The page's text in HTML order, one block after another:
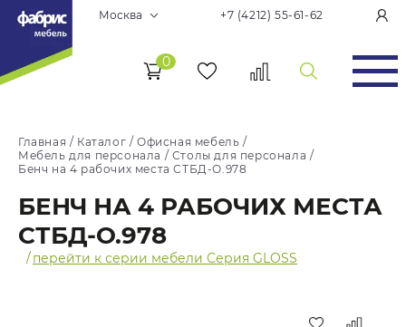
Москва +7 (4212) 55-61-62
0
Главная / Каталог /Офисная мебель /
Мебель для персонала / Столы для персонала /
Бенч на 4 рабочих места СТБД-О.978
БЕНЧ НА 4 РАБОЧИХ МЕСТА
СТБД-О.978
/перейти к серии мебели Серия GLOSS